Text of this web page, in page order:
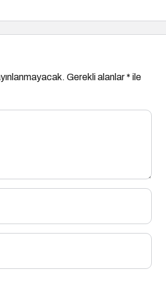
Gerekli alanlar* ile